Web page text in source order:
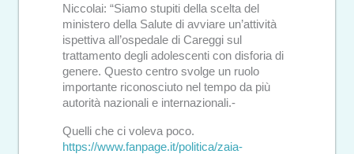
Niccolai: “Siamo stupiti della scelta del
ministero della Salute di avviare un’attività
ispettiva all’ospedale di Careggi sul
trattamento degli adolescenti con disforia di
genere. Questo centro svolge un ruolo
importante riconosciuto nel tempo da più
autorità nazionali e internazionali.-
Quelli che ci voleva poco.
https://www.fanpage.it/politica/zaia-